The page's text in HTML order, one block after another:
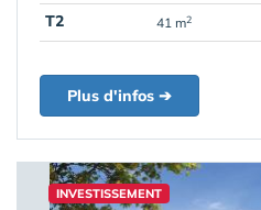
T2
41 m2
Plus d'infos ➔
INVESTISSEMENT